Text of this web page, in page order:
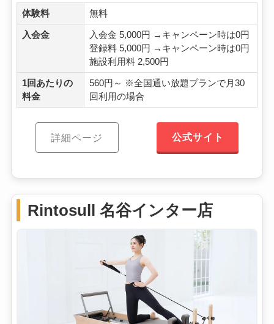
体験料 無料
入会金
入会金 5,000円 →キャンペーン時は0円
登録料 5,000円 →キャンペーン時は0円
施設利用料 2,500円
1回あたりの
料金
560円～ ※全国通い放題プランで月30
回利用の場合
詳細ページ 公式サイト
Rintosull 名谷インター店